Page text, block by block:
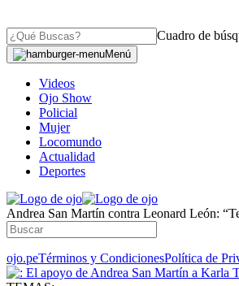
Cuadro de
Menú
Videos
Ojo Show
Policial
Mujer
Locomundo
Actualidad
Deportes
Andrea San Martín contra Leonard León:
ojo.peTérminos y CondicionesPolítica de